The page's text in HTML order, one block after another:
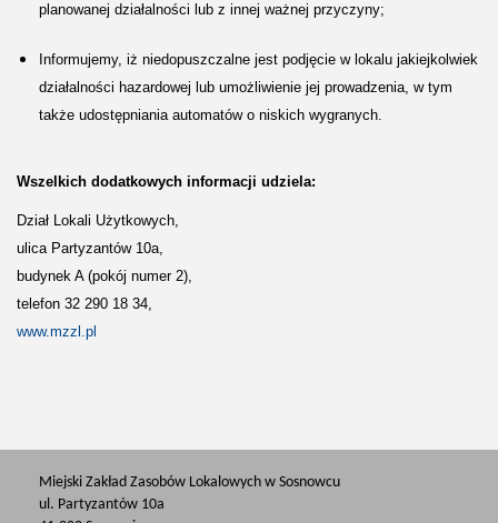
planowanej działalności lub z innej ważnej przyczyny;
Informujemy, iż niedopuszczalne jest podjęcie w lokalu jakiejkolwiek
działalności hazardowej lub umożliwienie jej prowadzenia, w tym
także udostępniania automatów o niskich wygranych.
Wszelkich dodatkowych informacji udziela:
Dział Lokali Użytkowych,
ulica Partyzantów 10a,
budynek A (pokój numer 2),
telefon 32 290 18 34,
www.mzzl.pl
Miejski Zakład Zasobów Lokalowych w Sosnowcu
ul. Partyzantów 10a